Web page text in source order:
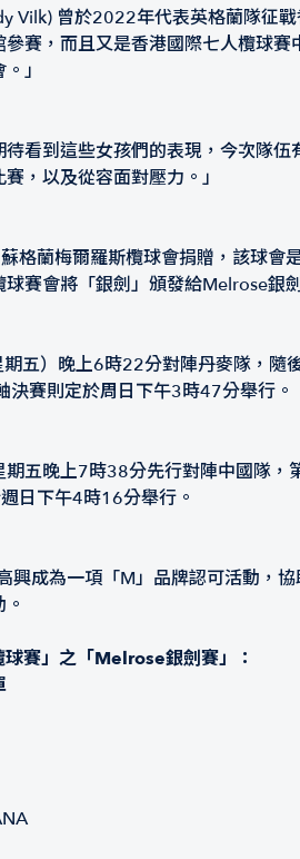
Vilk) 曾於2022年代表英格蘭隊征
賽，而且又是香港國際七人欖球
」
看到這些女孩們的表現，今次隊
，以及從容面對壓力。」
格蘭梅爾羅斯欖球會捐贈，該球
賽會將「銀劍」頒發給Melrose銀
五）晚上6時22分對陣丹麥隊，
賽則定於周日下午3時47分舉行。
五晚上7時38分先行對陣中國隊
日下午4時16分舉行。
興成為一項「M」品牌認可活動，
賽」之「Melrose銀劍賽」：